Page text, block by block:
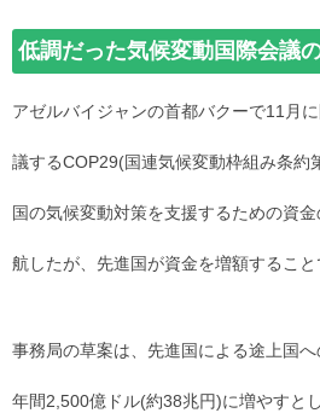
低調だった気候変動国際会議
アゼルバイジャンの首都バクーで11月
議するCOP29(国連気候変動枠組み条約
国の気候変動対策を支援するための資
航したが、先進国が資金を増額すること
事務局の草案は、先進国による途上国
年間2,500億ドル(約38兆円)に増やすと